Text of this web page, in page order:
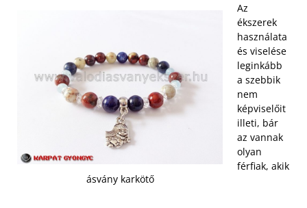
ásvány karkötő
Az
ékszerek
használata
és viselése
leginkább
a szebbik
nem
képviselőit
illeti, bár
az vannak
olyan
férfiak, akik